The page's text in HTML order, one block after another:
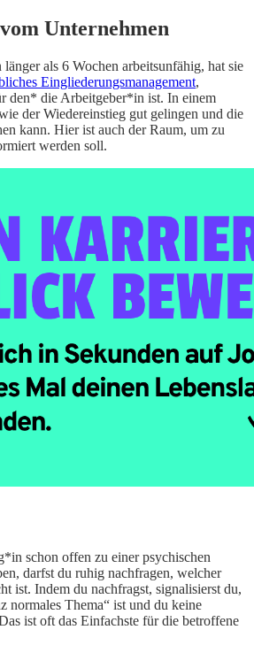
Unternehmen
länger als 6 Wochen arbeitsunfähig, hat sie
Eingliederungsmanagement,
den* die Arbeitgeber*in ist. In einem
der Wiedereinstieg gut gelingen und die
kann. Hier ist auch der Raum, um zu
werden soll.
schon offen zu einer psychischen
darfst du ruhig nachfragen, welcher
ist. Indem du nachfragst, signalisierst du,
normales Thema“ ist und du keine
ist oft das Einfachste für die betroffene